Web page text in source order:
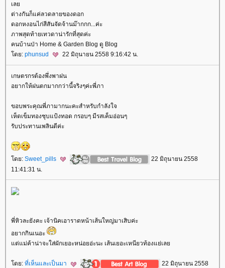
เล
ต่างกันก็แค่ลวดลายของดอก
ดอกหงอนไก่สีสันจัดจ้านม๊ากกก...ค่ะ
ภาพสุดท้ายเทวดาน่ารักที่สุดค่ะ
คนบ้านป่า Home & Garden Blog ดู Blog
ดย: phunsud 22 มิถุนายน 2558 9:16:42 น.
เกษตรกรต้องพึ่งพาฝน
อยากให้ฝนตกมากกว่านี้จริงๆค่ะพี่ภา
ขอบพระคุณพี่ภามากนะคะสำหรับกำลังใจ
เห็ดเข็มทองชุบแป้งทอด กรอบๆ มีรสเค็มอ่อนๆ
รับประทานเพลินดีค่ะ
ดย: Sweet_pills
22 มิถุนายน 2558
11:41:31 น.
พี่หิวละยังคะ เจ้านิคเอาราดหน้าเส้นใหญ่มาเสิบค่ะ
อยากกินเนอะ
ต่แม่ค้าน่าจะใส่ผักเยอะหน่อยอ่ะนะ เส้นเยอะเหนียวท้องแย่เล
ดย: ที่เห็นและเป็นมา
22 มิถุนายน 2558